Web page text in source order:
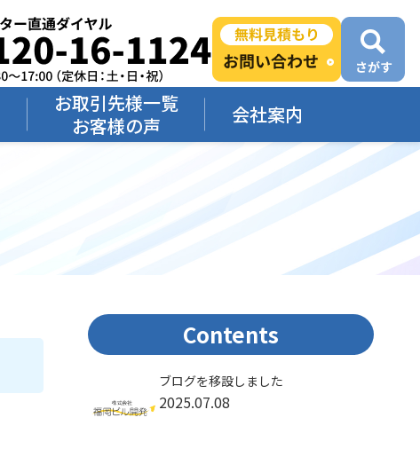
お取引先様一覧
お客様の声
会社案内
Contents
ブログを移設しました
2025.07.08